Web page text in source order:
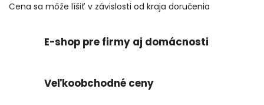
Cena sa môže líšiť v závislosti od kraja doručenia
E-shop pre firmy aj domácnosti
Veľkoobchodné ceny